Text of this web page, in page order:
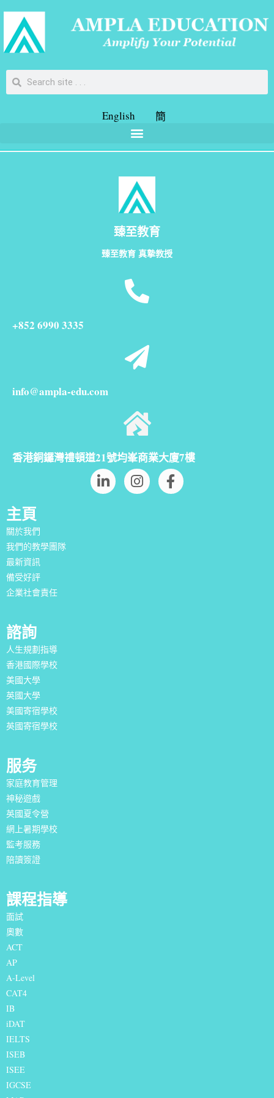
English 簡
臻至教育
臻至教育 真摯教授
+852 6990 3335
info@ampla-edu.com
香港銅鑼灣禮頓道21號均峯商業大廈7樓
主頁
關於我們
我們的教學團隊
最新資訊
備受好評
企業社會責任
諮詢
人生規劃指導
香港國際學校
美國大學
英國大學
美國寄宿學校
英國寄宿學校
服务
家庭教育管理
神秘遊戲
英國夏令營
網上暑期學校
監考服務
陪讀簽證
課程指導
面試
奧數
ACT
AP
A-Level
CAT4
IB
iDAT
IELTS
ISEB
ISEE
IGCSE